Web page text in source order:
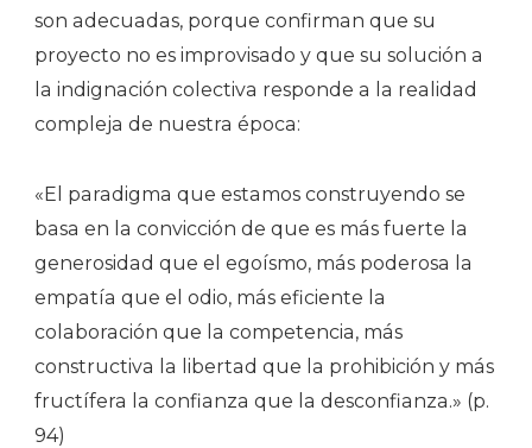
son adecuadas, porque confirman que su
proyecto no es improvisado y que su solución a
la indignación colectiva responde a la realidad
compleja de nuestra época:
«El paradigma que estamos construyendo se
basa en la convicción de que es más fuerte la
generosidad que el egoísmo, más poderosa la
empatía que el odio, más eficiente la
colaboración que la competencia, más
constructiva la libertad que la prohibición y más
fructífera la confianza que la desconfianza.» (p.
94)